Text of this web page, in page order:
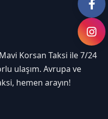
Korsan Taksi ile 7/24
ulaşım. Avrupa ve
hemen arayın!